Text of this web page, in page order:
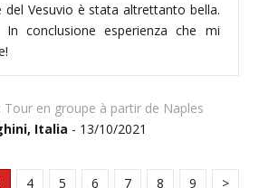
del Vesuvio è stata altrettanto bella.
In conclusione esperienza che mi
Tour en groupe à partir de Naples
Italia - 13/10/2021
4 5 6 7 8 9 >